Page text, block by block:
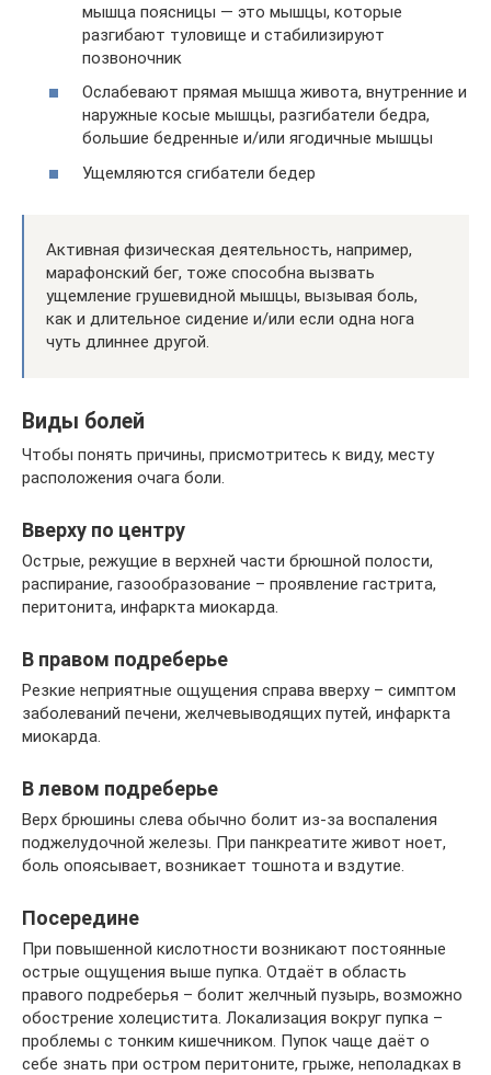
мышца поясницы — это мышцы, которые
разгибают туловище и стабилизируют
позвоночник
Ослабевают прямая мышца живота, внутренние и
наружные косые мышцы, разгибатели бедра,
большие бедренные и/или ягодичные мышцы
Ущемляются сгибатели бедер
Активная физическая деятельность, например,
марафонский бег, тоже способна вызвать
ущемление грушевидной мышцы, вызывая боль,
как и длительное сидение и/или если одна нога
чуть длиннее другой.
Виды болей
Чтобы понять причины, присмотритесь к виду, месту
расположения очага боли.
Вверху по центру
Острые, режущие в верхней части брюшной полости,
распирание, газообразование – проявление гастрита,
перитонита, инфаркта миокарда.
В правом подреберье
Резкие неприятные ощущения справа вверху – симптом
заболеваний печени, желчевыводящих путей, инфаркта
миокарда.
В левом подреберье
Верх брюшины слева обычно болит из-за воспаления
поджелудочной железы. При панкреатите живот ноет,
боль опоясывает, возникает тошнота и вздутие.
Посередине
При повышенной кислотности возникают постоянные
острые ощущения выше пупка. Отдаёт в область
правого подреберья – болит желчный пузырь, возможно
обострение холецистита. Локализация вокруг пупка –
проблемы с тонким кишечником. Пупок чаще даёт о
себе знать при остром перитоните, грыже, неполадках в